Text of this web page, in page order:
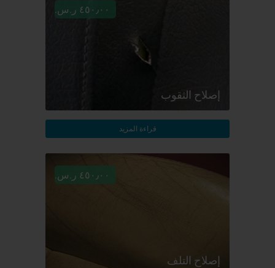
٤٥٠٫٠٠ ر.س.‏
إصلاح الثقوب
قراءة المزيد
٤٥٠٫٠٠ ر.س.‏
إصلاح التلف